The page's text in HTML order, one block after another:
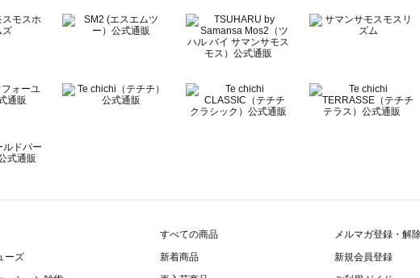
・ブラウス一覧
ス一覧
ーズ
すべての商品
新着商品
メルマガ登録・解
新規会員登録